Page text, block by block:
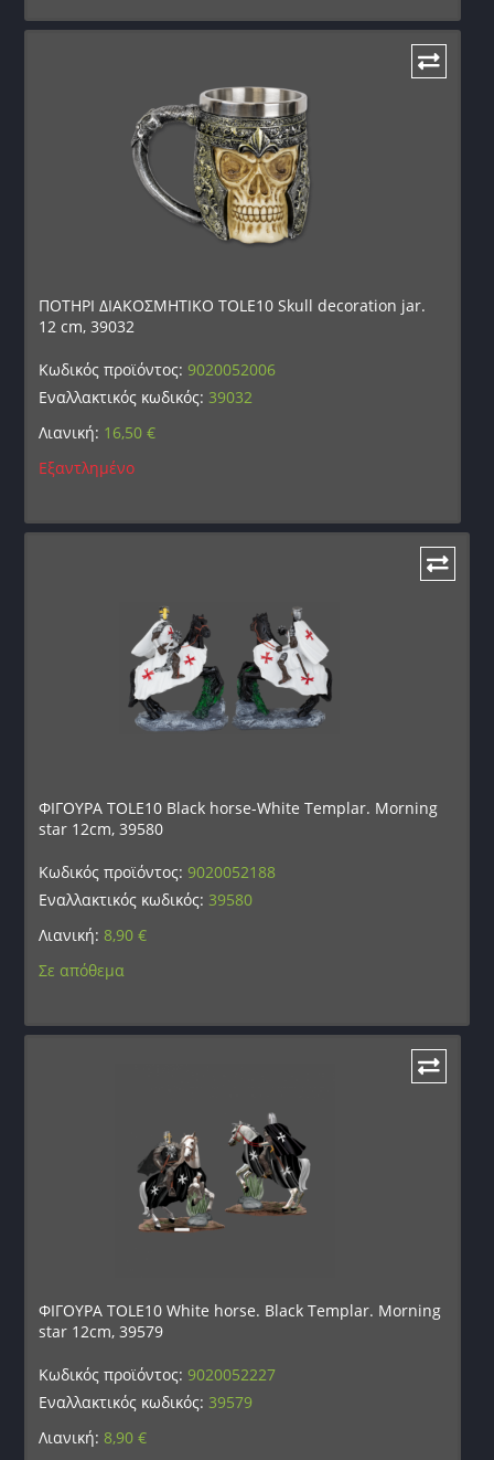
ΠΟΤΗΡΙ ΔΙΑΚΟΣΜΗΤΙΚΟ TOLE10 Skull decoration jar.
12 cm, 39032
Κωδικός προϊόντος:9020052006
Εναλλακτικός κωδικός: 39032
Λιανική: 16,50€
Εξαντλημένο
ΦΙΓΟΥΡΑ TOLE10 Black horse-White Templar. Morning
star 12cm, 39580
Κωδικός προϊόντος:9020052188
Εναλλακτικός κωδικός: 39580
Λιανική:8,90€
Σε απόθεμα
ΦΙΓΟΥΡΑ TOLE10 White horse. Black Templar. Morning
star 12cm, 39579
Κωδικός προϊόντος:9020052227
Εναλλακτικός κωδικός: 39579
Λιανική:8,90€